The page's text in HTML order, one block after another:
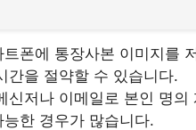
트폰에 통장사본 이미지를
간을 절약할 수 있습니다.
신저나 이메일로 본인 명
한 경우가 많습니다.